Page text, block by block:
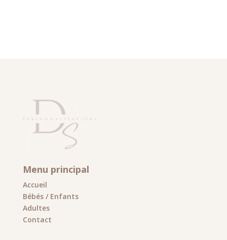
Menu principal
Accueil
Bébés / Enfants
Adultes
Contact